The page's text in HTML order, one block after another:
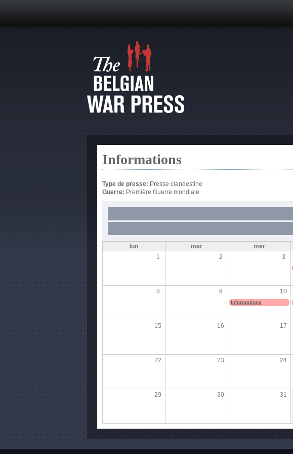
Informations
Type de presse: Presse clandestine
Guerre: Première Guerre mondiale
lun mar mer
1
2 3
8 9 10
Informations
15 16 17
22 23 24
29 30 31